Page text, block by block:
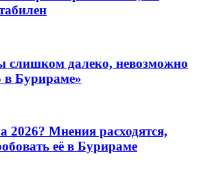
слишком далеко, невозможно
в Бурираме»
2026? Мнения расходятся,
её в Бурираме